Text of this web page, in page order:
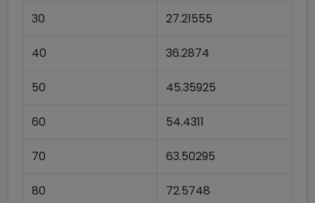
30 27.21555
40 36.2874
50 45.35925
60 54.4311
70 63.50295
80 72.5748